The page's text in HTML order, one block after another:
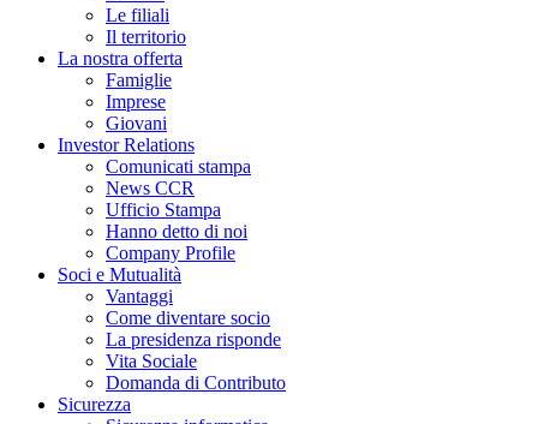
Le filiali
Il territorio
La nostra offerta
Famiglie
Imprese
Giovani
Investor Relations
Comunicati stampa
News CCR
Ufficio Stampa
Hanno detto di noi
Company Profile
Soci e Mutualità
Vantaggi
Come diventare socio
La presidenza risponde
Vita Sociale
Domanda di Contributo
Sicurezza